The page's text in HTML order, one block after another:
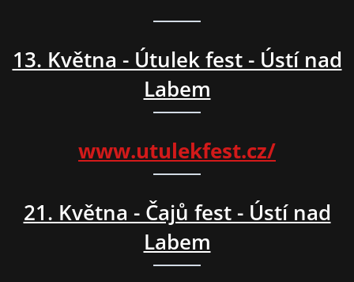
13. Května - Útulek fest - Ústí nad
Labem
www.utulekfest.cz/
21. Května - Čajů fest - Ústí nad
Labem